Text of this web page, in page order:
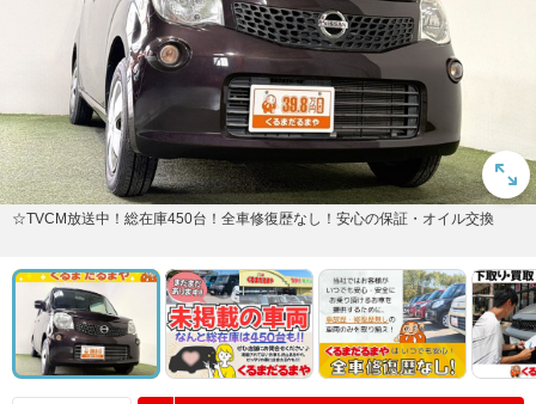
☆TVCM放送中！総在庫450台！全車修復歴なし！安心の保証・オイル交換